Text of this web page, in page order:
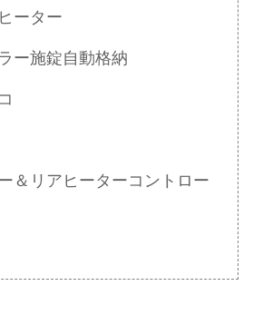
ーター
ー施錠自動格納
＆リアヒーターコントロー